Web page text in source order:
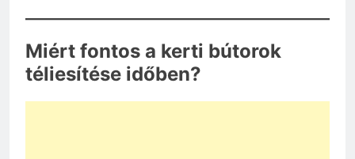
Miért fontos a kerti bútorok
téliesítése időben?